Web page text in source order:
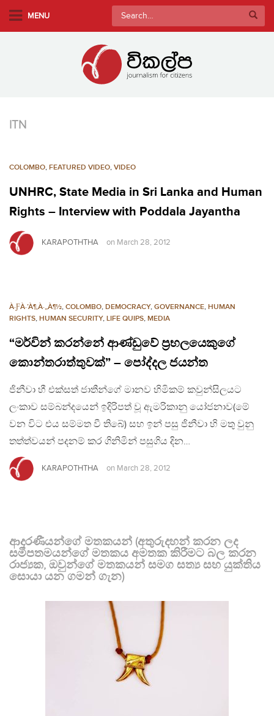
MENU
Search
for:
ITN
COLOMBO, FEATURED VIDEO, VIDEO
UNHRC, State Media in Sri Lanka and Human
Rights – Interview with Poddala Jayantha
KARAPOTHTHA on March 28, 2012
À·ƑÀ·’À¶‚À·„À¶½, COLOMBO, DEMOCRACY, GOVERNANCE, HUMAN
RIGHTS, HUMAN SECURITY, LIFE QUIPS, MEDIA
“මර්වින් කරන්නේ ආණ්ඩුවේ ප්‍රභලයෙකුගේ
කොන්තරාත්තුවක්” – පෝද්දල ජයන්ත
ජිනීවා හී එක්සත් ජාතීන්ගේ මානව හිමිකම් කවුන්සිලයට
ලංකාව සම්බන්දයෙන් ඉදිරිපත් වූ ඇමරිකානු යෝජනාව(මේ
වන විට එය සම්මත වී තිබේ) සහ ඉන් පසු ජිනීවා හි මතු වුනු
තත්ත්වයන් පදනම් කර ගිනිමින් පසුගිය දින…
KARAPOTHTHA on March 28, 2012
ආදරණීයන්ගේ මතකයන් (අතුරුදහන් කරන ලද
සමීපතමයන්ගේ මතකය අමතක කිරීමට බල කරන
රාජ්‍යක, ඔවුන්ගේ මතකයන් සමග සත්‍ය සහ යුක්තිය
සොයා යන ගමන් ගැන)